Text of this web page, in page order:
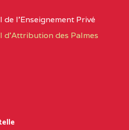
COLLEGE PRIVE
l’Enseignement Privé
d'Attribution des Palmes